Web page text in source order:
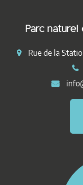
Parc
Rue de la